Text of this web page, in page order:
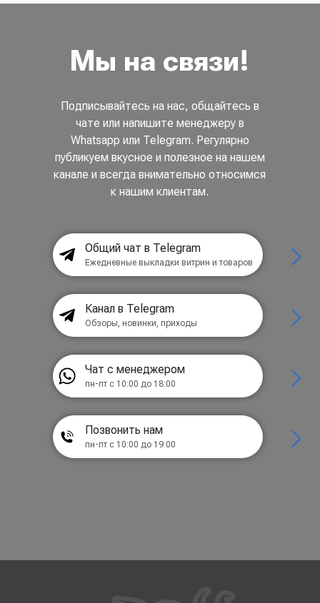
Мы на связи!
Подписывайтесь на нас, общайтесь в
чате или напишите менеджеру в
Whatsapp или Telegram. Регулярно
публикуем вкусное и полезное на нашем
канале и всегда внимательно относимся
к нашим клиентам.
Общий чат в Telegram
Ежедневные выкладки витрин и товаров
Канал в Telegram
Обзоры, новинки, приходы
Чат с менеджером
пн-пт с 10:00 до 18:00
Позвонить нам
пн-пт с 10:00 до 19:00